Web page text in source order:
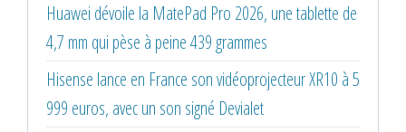
Huawei dévoile la MatePad Pro 2026, une tablette de
4,7 mm qui pèse à peine 439 grammes
Hisense lance en France son vidéoprojecteur XR10 à 5
999 euros, avec un son signé Devialet